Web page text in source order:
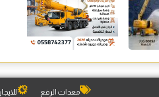
للايجار معدات الرفع